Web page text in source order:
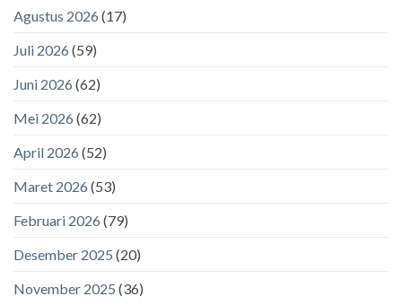
Agustus 2026 (17)
Juli 2026 (59)
Juni 2026 (62)
Mei 2026 (62)
April 2026 (52)
Maret 2026 (53)
Februari 2026 (79)
Desember 2025 (20)
November 2025 (36)